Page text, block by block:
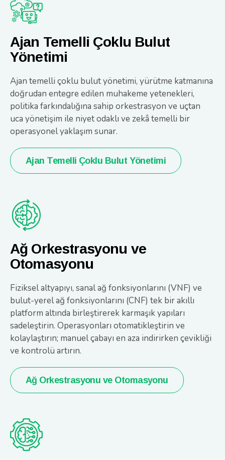
Ajan Temelli Çoklu Bulut
Yönetimi
Ajan temelli çoklu bulut yönetimi, yürütme katmanına
doğrudan entegre edilen muhakeme yetenekleri,
politika farkındalığına sahip orkestrasyon ve uçtan
uca yönetişim ile niyet odaklı ve zekâ temelli bir
operasyonel yaklaşım sunar.
Ajan Temelli Çoklu Bulut Yönetimi
Ağ Orkestrasyonu ve
Otomasyonu
Fiziksel altyapıyı, sanal ağ fonksiyonlarını (VNF) ve
bulut-yerel ağ fonksiyonlarını (CNF) tek bir akıllı
platform altında birleştirerek karmaşık yapıları
sadeleştirin. Operasyonları otomatikleştirin ve
kolaylaştırın; manuel çabayı en aza indirirken çevikliği
ve kontrolü artırın.
Ağ Orkestrasyonu ve Otomasyonu